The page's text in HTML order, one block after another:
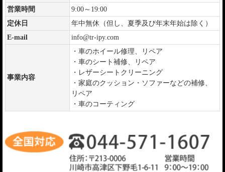
営業時間
9:00～19:00
定休日
年中無休（但し、夏季及び年末年始は除く）
E-mail
info@tr-ipy.com
事業内容
・車のホイール修理、リペア
・車のシート補修、リペア
・レザーシートクリーニング
・家庭のクッション・ソファーなどの補修、
リペア
・車のコーティング